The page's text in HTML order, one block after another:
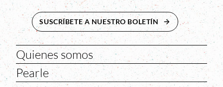
SUSCRÍBETE A NUESTRO BOLETÍN ABRE EN NUEVA
Quienes somos
Pearle